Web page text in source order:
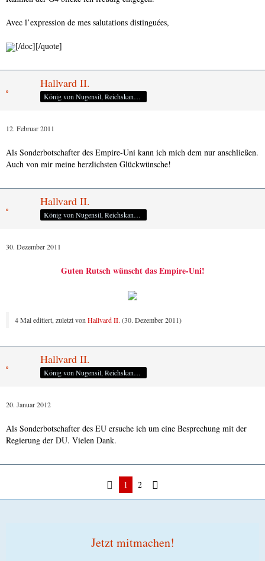
Avec l’expression de mes salutations distinguées,
[/doc][/quote]
Hallvard II.
König von Nugensil, Reichskanzler des Empire-Uni
12. Februar 2011
Als Sonderbotschafter des Empire-Uni kann ich mich dem nur anschließen.
Auch von mir meine herzlichsten Glückwünsche!
Hallvard II.
König von Nugensil, Reichskanzler des Empire-Uni
30. Dezember 2011
Guten Rutsch wünscht das Empire-Uni!
4 Mal editiert, zuletzt von Hallvard II. (30. Dezember 2011)
Hallvard II.
König von Nugensil, Reichskanzler des Empire-Uni
20. Januar 2012
Als Sonderbotschafter des EU ersuche ich um eine Besprechung mit der
Regierung der DU. Vielen Dank.
1 2
Jetzt mitmachen!